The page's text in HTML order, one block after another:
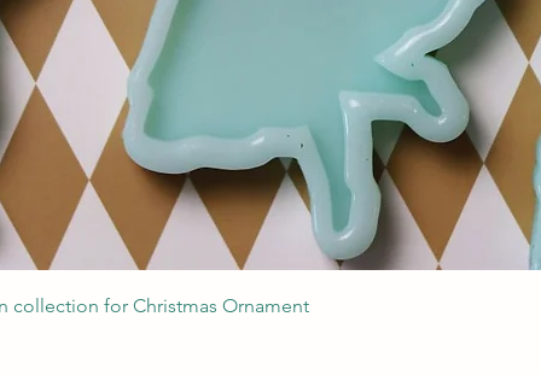
Швидкий перегляд
collection for Christmas Ornament